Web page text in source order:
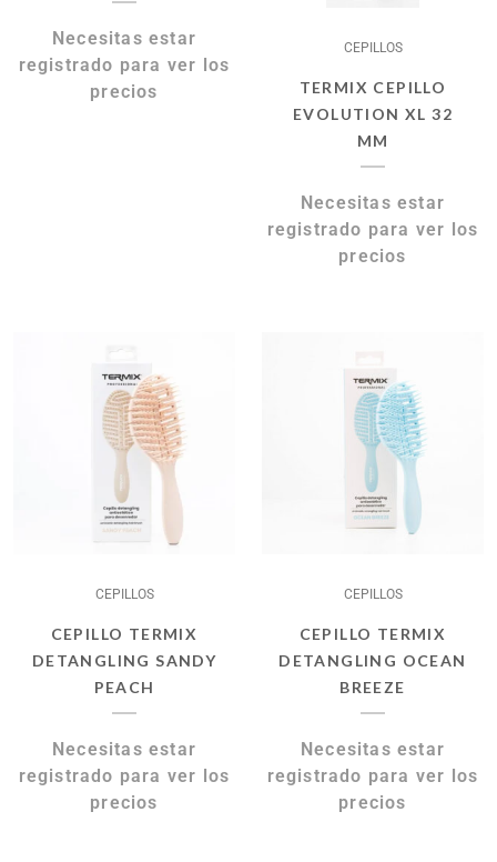
Necesitas estar
registrado para ver los
precios
CEPILLOS
TERMIX CEPILLO
EVOLUTION XL 32
MM
Necesitas estar
registrado para ver los
precios
CEPILLOS
CEPILLO TERMIX
DETANGLING SANDY
PEACH
Necesitas estar
registrado para ver los
precios
CEPILLOS
CEPILLO TERMIX
DETANGLING OCEAN
BREEZE
Necesitas estar
registrado para ver los
precios